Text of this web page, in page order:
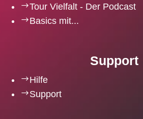
$Tour Vielfalt - Der Podcast
$Basics mit...
Support
$Hilfe
$Support